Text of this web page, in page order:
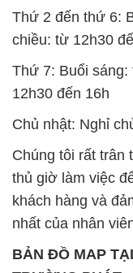
Thứ 2 đến thứ 6:
chiều: từ 12h30
Thứ 7: Buổi
12h30 đến 16h
Chủ nhật: Nghỉ
Chúng tôi rất trân
thủ giờ làm việc
khách hàng và
nhất của nhân
BẢN ĐỒ MAP